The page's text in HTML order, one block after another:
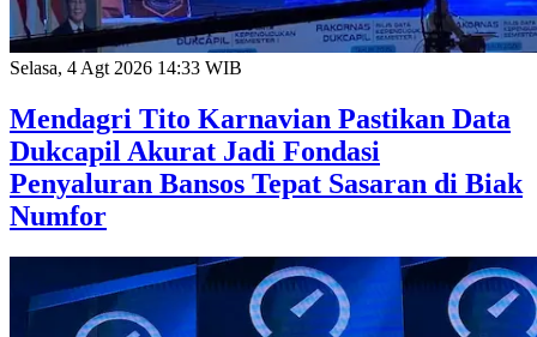
Selasa, 4 Agt 2026 14:33 WIB
Mendagri Tito Karnavian Pastikan Data
Dukcapil Akurat Jadi Fondasi
Penyaluran Bansos Tepat Sasaran di Biak
Numfor